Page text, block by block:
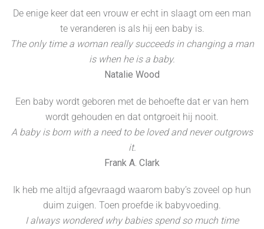
De enige keer dat een vrouw er echt in slaagt om een man
te veranderen is als hij een baby is.
The only time a woman really succeeds in changing a man
is when he is a baby.
Natalie Wood
Een baby wordt geboren met de behoefte dat er van hem
wordt gehouden en dat ontgroeit hij nooit.
A baby is born with a need to be loved and never outgrows
it.
Frank A. Clark
Ik heb me altijd afgevraagd waarom baby’s zoveel op hun
duim zuigen. Toen proefde ik babyvoeding.
I always wondered why babies spend so much time